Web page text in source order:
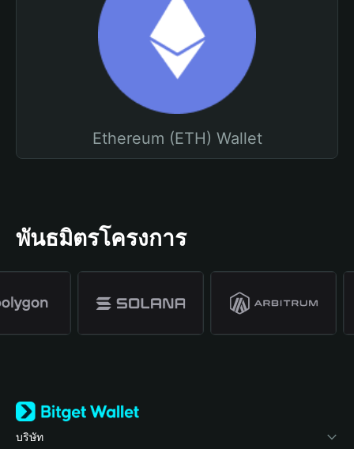
Ethereum (ETH) Wallet
พันธมิตรโครงการ
บริษัท